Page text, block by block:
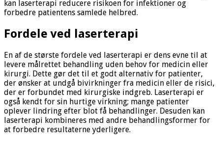
kan laserterapi reducere risikoen for infektioner og
forbedre patientens samlede helbred.
Fordele ved laserterapi
En af de største fordele ved laserterapi er dens evne til at
levere målrettet behandling uden behov for medicin eller
kirurgi. Dette gør det til et godt alternativ for patienter,
der ønsker at undgå bivirkninger fra medicin eller de risici,
der er forbundet med kirurgiske indgreb. Laserterapi er
også kendt for sin hurtige virkning; mange patienter
oplever lindring efter blot få behandlinger. Desuden kan
laserterapi kombineres med andre behandlingsformer for
at forbedre resultaterne yderligere.